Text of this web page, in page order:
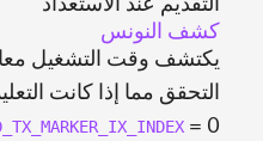
كشف النونس
يكتشف وقت التشغيل
التحقق مما إذا كانت